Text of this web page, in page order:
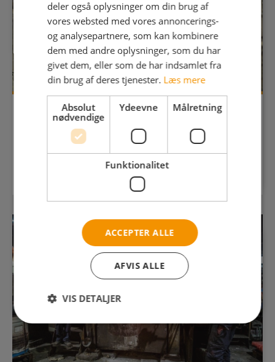
19-03-2024
Støberiteknikerlærlinge hos Jydsk
Aluminium Industri i Herning
deler også oplysninger om din brug af
vores websted med vores annoncerings-
og analysepartnere, som kan kombinere
dem med andre oplysninger, som du har
givet dem, eller som de har indsamlet fra
din brug af deres tjenester. Læs mere
Absolut
nødvendige
Ydeevne Målretning
Funktionalitet
ACCEPTER ALLE
AFVIS ALLE
VIS DETALJER